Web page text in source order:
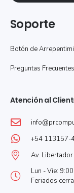
Soporte
Botón de
Preguntas Frecuentes
Atención al
+54 113157-
Av.
Lun - Vie:
Feriados